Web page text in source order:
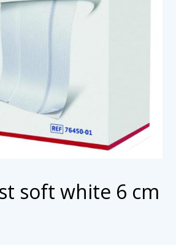
soft white 6 cm